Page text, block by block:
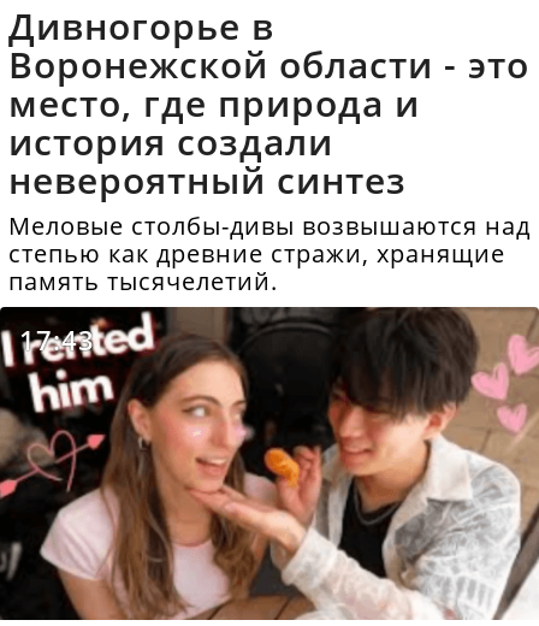
Дивногорье в
Воронежской области - это
место, где природа и
история создали
невероятный синтез
Меловые столбы-дивы возвышаются над
степью как древние стражи, хранящие
память тысячелетий.
17:43